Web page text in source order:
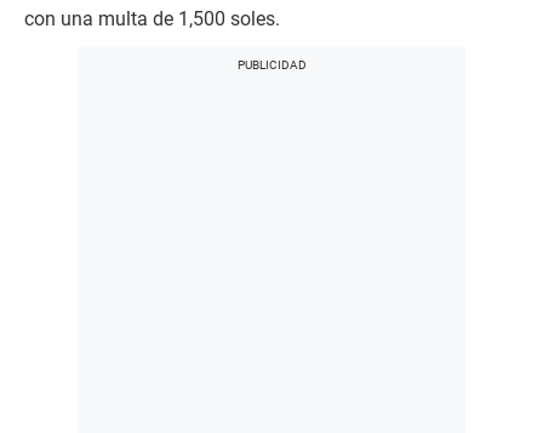
con una multa de 1,500 soles.